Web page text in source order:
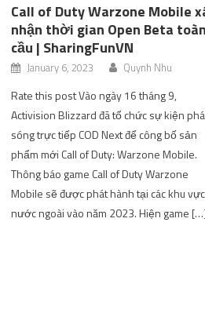
Call of Duty Warzone Mobile
nhận thời gian Open Beta toàn
cầu | SharingFunVN
January 6, 2023 Quynh Nhu
Rate this post Vào ngày 16 tháng 9,
Activision Blizzard đã tổ chức sự kiện
sóng trực tiếp COD Next để công bố sản
phẩm mới Call of Duty: Warzone Mobile.
Thông báo game Call of Duty Warzone
Mobile sẽ được phát hành tại các khu vực
nước ngoài vào năm 2023. Hiện game